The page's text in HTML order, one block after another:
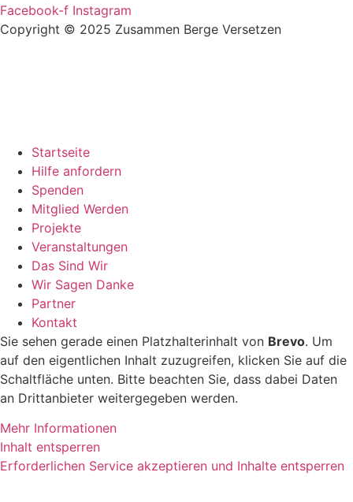
Facebook-f Instagram
Copyright © 2025 Zusammen Berge Versetzen
Startseite
Hilfe anfordern
Spenden
Mitglied Werden
Projekte
Veranstaltungen
Das Sind Wir
Wir Sagen Danke
Partner
Kontakt
Sie sehen gerade einen Platzhalterinhalt von Brevo. Um
auf den eigentlichen Inhalt zuzugreifen, klicken Sie auf die
Schaltfläche unten. Bitte beachten Sie, dass dabei Daten
an Drittanbieter weitergegeben werden.
Mehr Informationen
Inhalt entsperren
Erforderlichen Service akzeptieren und Inhalte entsperren